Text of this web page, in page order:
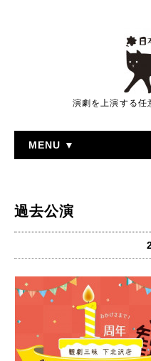
演劇を上演する任
MENU ▼
過去公演